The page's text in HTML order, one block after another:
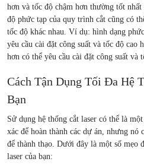
hơn và tốc độ chậm hơn thường tốt
độ phức tạp của quy trình cắt cũng có
tốc độ khác nhau. Ví dụ: hình dạng
yêu cầu cài đặt công suất và tốc độ
hơn có thể yêu cầu cài đặt công suất và
Cách Tận Dụng Tối Đa Hệ
Bạn
Sử dụng hệ thống cắt laser có thể là
xác để hoàn thành các dự án, nhưng nó
để thành thạo. Dưới đây là một số mẹo
laser của bạn: